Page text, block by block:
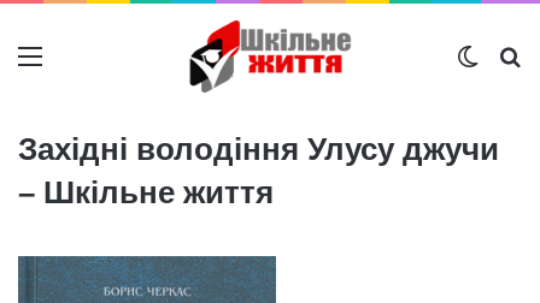
Меню
Західні володіння Улусу джучи
– Шкільне життя